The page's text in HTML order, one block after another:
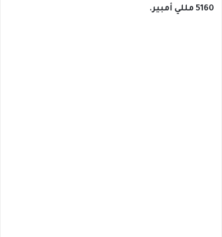
5160 مللي أمبير.